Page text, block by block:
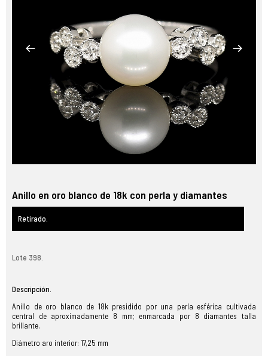
Anillo en oro blanco de 18k con perla y diamantes
Retirado.
Lote 398.
Descripción.
Anillo de oro blanco de 18k presidido por una perla esférica cultivada
central de aproximadamente 8 mm; enmarcada por 8 diamantes talla
brillante.
Diámetro aro interior: 17,25 mm